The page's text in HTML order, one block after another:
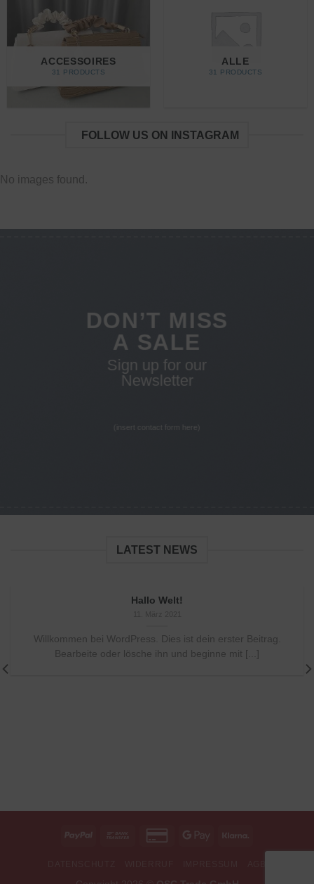
ACCESSOIRES
31 PRODUCTS
ALLE
31 PRODUCTS
FOLLOW US ON INSTAGRAM
No images found.
DON’T MISS
A SALE
Sign up for our
Newsletter
(insert contact form here)
LATEST NEWS
Hallo Welt!
Willkommen bei WordPress. Dies ist dein erster Beitrag.
Bearbeite oder lösche ihn und beginne mit [...]